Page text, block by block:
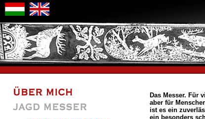
Das Messer. Für
aber für
ist es ein
ein besonders